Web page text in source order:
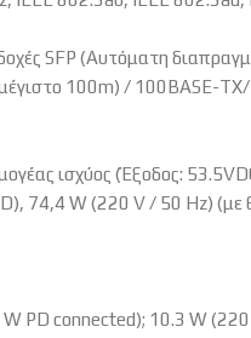
SFP (Αυτόματη
100m) / 100BASE-
ισχύος (Έξοδος:
74,4 W (220 V / 50 Hz)
PD connected); 10.3 W